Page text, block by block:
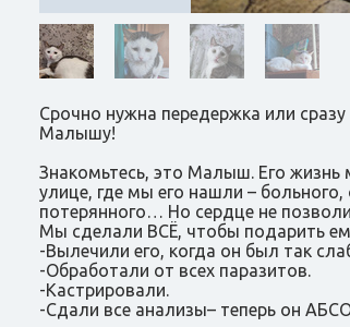
Срочно нужна передержка или
Малышу!
Знакомьтесь, это Малыш. Его жизнь
улице, где мы его нашли –
потерянного… Но сердце не
Мы сделали ВСЁ, чтобы подарить
-Вылечили его, когда он был так
-Обработали от всех паразитов.
-Кастрировали.
-Сдали все анализы– теперь он